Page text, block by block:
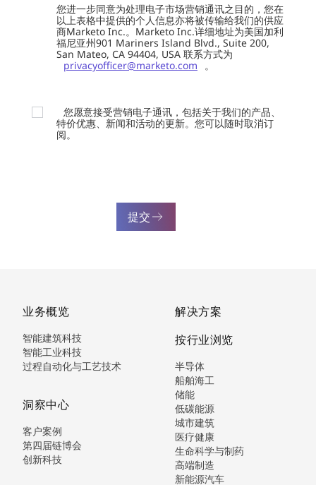
您进一步同意为处理电子市场营销通讯之目的，您在
以上表格中提供的个人信息亦将被传输给我们的供应
商Marketo Inc.。Marketo Inc.详细地址为美国加利
福尼亚州901 Mariners Island Blvd., Suite 200,
San Mateo, CA 94404, USA 联系方式为
privacyofficer@marketo.com
。
您愿意接受营销电子通讯，包括关于我们的产品、
特价优惠、新闻和活动的更新。您可以随时取消订
阅。
提交
业务概览
智能建筑科技
智能工业科技
过程自动化与工艺技术
洞察中心
客户案例
第四届链博会
创新科技
解决方案
按行业浏览
半导体
船舶海工
储能
低碳能源
城市建筑
医疗健康
生命科学与制药
高端制造
新能源汽车